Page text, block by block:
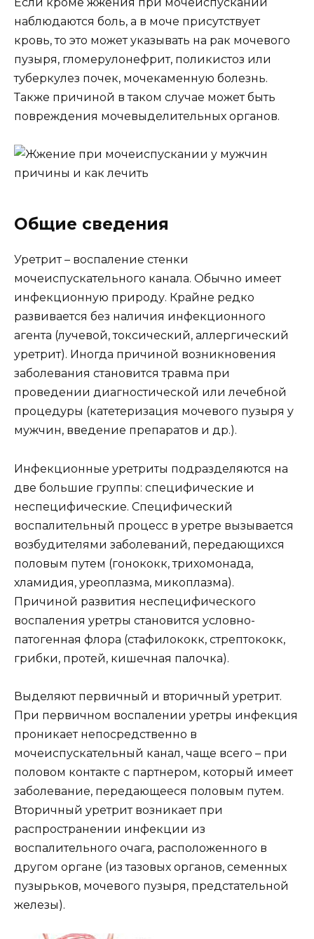
наблюдаются боль, а в моче присутствует
кровь, то это может указывать на рак мочевого
пузыря, гломерулонефрит, поликистоз или
туберкулез почек, мочекаменную болезнь.
Также причиной в таком случае может быть
повреждения мочевыделительных органов.
Общие сведения
Уретрит – воспаление стенки
мочеиспускательного канала. Обычно имеет
инфекционную природу. Крайне редко
развивается без наличия инфекционного
агента (лучевой, токсический, аллергический
уретрит). Иногда причиной возникновения
заболевания становится травма при
проведении диагностической или лечебной
процедуры (катетеризация мочевого пузыря у
мужчин, введение препаратов и др.).
Инфекционные уретриты подразделяются на
две большие группы: специфические и
неспецифические. Специфический
воспалительный процесс в уретре вызывается
возбудителями заболеваний, передающихся
половым путем (гонококк, трихомонада,
хламидия, уреоплазма, микоплазма).
Причиной развития неспецифического
воспаления уретры становится условно-
патогенная флора (стафилококк, стрептококк,
грибки, протей, кишечная палочка).
Выделяют первичный и вторичный уретрит.
При первичном воспалении уретры инфекция
проникает непосредственно в
мочеиспускательный канал, чаще всего – при
половом контакте с партнером, который имеет
заболевание, передающееся половым путем.
Вторичный уретрит возникает при
распространении инфекции из
воспалительного очага, расположенного в
другом органе (из тазовых органов, семенных
пузырьков, мочевого пузыря, предстательной
железы).